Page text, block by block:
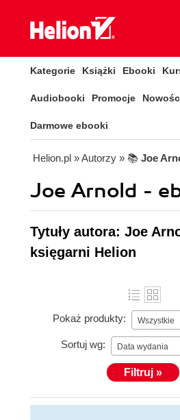
Kategorie Książki Ebooki
Audiobooki Promocje
Darmowe ebooki
Helion.pl » Autorzy » 📚 Joe
Joe Arnold -
Tytuły autora: Joe
księgarni Helion
Pokaż produkty: Wszystkie
Sortuj wg: Data wydania
Filtruj »